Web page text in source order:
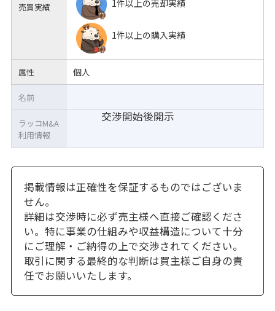
売買実績
1件以上の売却実績
1件以上の購入実績
属性 個人
交渉開始後開示
名前
ラッコM&A
利用情報
掲載情報は正確性を保証するものではございま
せん。
詳細は交渉時に必ず売主様へ直接ご確認くださ
い。特に事業の仕組みや収益構造について十分
にご理解・ご納得の上で交渉されてください。
取引に関する最終的な判断は買主様ご自身の責
任でお願いいたします。